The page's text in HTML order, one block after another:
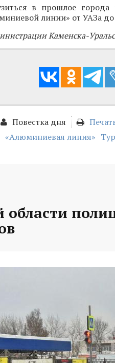
в прошлое
линии» от УАЗа до
Каменска-
Повестка дня
«Алюминиевая линия»
области